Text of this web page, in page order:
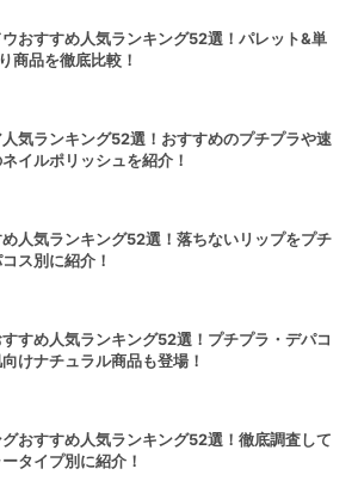
おすすめ人気ランキング52選！パレット&単
商品を徹底比較！
気ランキング52選！おすすめのプチプラや速
イルポリッシュを紹介！
人気ランキング52選！落ちないリップをプチ
ス別に紹介！
すめ人気ランキング52選！プチプラ・デパコ
けナチュラル商品も登場！
おすすめ人気ランキング52選！徹底調査して
タイプ別に紹介！